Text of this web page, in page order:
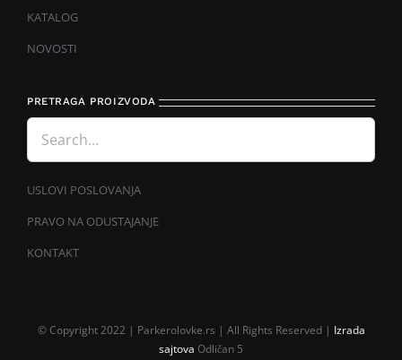
KATALOG
NOVOSTI
PRETRAGA PROIZVODA
USLOVI POSLOVANJA
PRAVO NA ODUSTAJANJE
KONTAKT
© Copyright 2022 | Parkerolovke.rs | All Rights Reserved | Izrada
sajtova Odličan 5